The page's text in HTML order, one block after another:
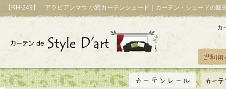
【RH-249】 アラビアンマウ 小窓カーテンシェード｜カーテン・シェードの販